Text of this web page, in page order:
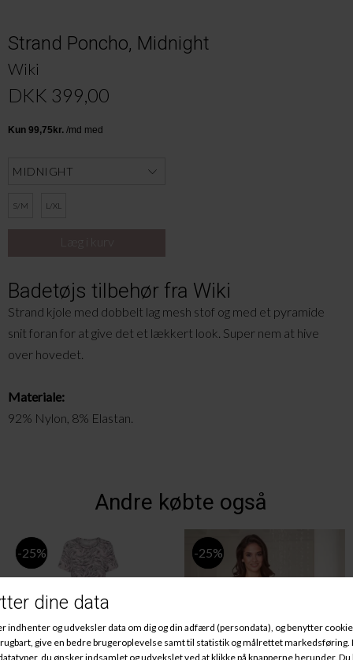
Strand Poncho, Midnight
Wiki
DKK 399,00
S/M L/XL
Badetøjs tilbehør fra Wiki
Strand kjole med dobbelt lag mesh stof og med et pyramide
snit foran for at give det et lækkert look. Super nem at hive
over hovedet.
Materiale:
92% Nylon, 8% Elastan.
Andre købte også
-25% -25%